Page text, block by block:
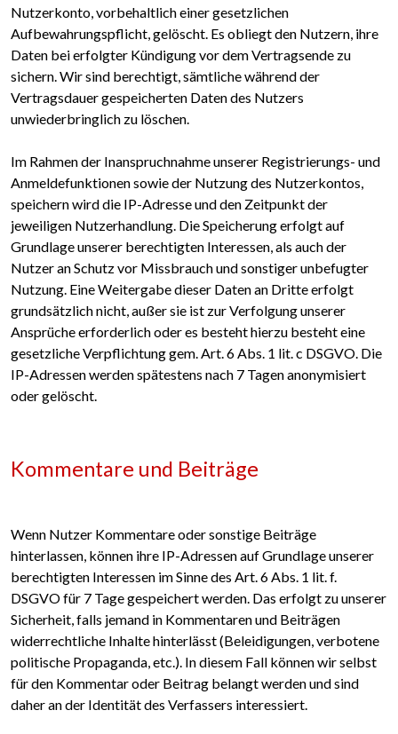
Nutzerkonto, vorbehaltlich einer gesetzlichen
Aufbewahrungspflicht, gelöscht. Es obliegt den Nutzern, ihre
Daten bei erfolgter Kündigung vor dem Vertragsende zu
sichern. Wir sind berechtigt, sämtliche während der
Vertragsdauer gespeicherten Daten des Nutzers
unwiederbringlich zu löschen.
Im Rahmen der Inanspruchnahme unserer Registrierungs- und
Anmeldefunktionen sowie der Nutzung des Nutzerkontos,
speichern wird die IP-Adresse und den Zeitpunkt der
jeweiligen Nutzerhandlung. Die Speicherung erfolgt auf
Grundlage unserer berechtigten Interessen, als auch der
Nutzer an Schutz vor Missbrauch und sonstiger unbefugter
Nutzung. Eine Weitergabe dieser Daten an Dritte erfolgt
grundsätzlich nicht, außer sie ist zur Verfolgung unserer
Ansprüche erforderlich oder es besteht hierzu besteht eine
gesetzliche Verpflichtung gem. Art. 6 Abs. 1 lit. c DSGVO. Die
IP-Adressen werden spätestens nach 7 Tagen anonymisiert
oder gelöscht.
Kommentare und Beiträge
Wenn Nutzer Kommentare oder sonstige Beiträge
hinterlassen, können ihre IP-Adressen auf Grundlage unserer
berechtigten Interessen im Sinne des Art. 6 Abs. 1 lit. f.
DSGVO für 7 Tage gespeichert werden. Das erfolgt zu unserer
Sicherheit, falls jemand in Kommentaren und Beiträgen
widerrechtliche Inhalte hinterlässt (Beleidigungen, verbotene
politische Propaganda, etc.). In diesem Fall können wir selbst
für den Kommentar oder Beitrag belangt werden und sind
daher an der Identität des Verfassers interessiert.